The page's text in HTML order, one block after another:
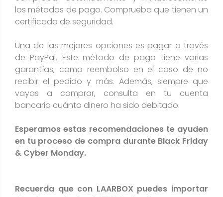
los métodos de pago. Comprueba que tienen un
certificado de seguridad.
Una de las mejores opciones es pagar a través
de PayPal. Este método de pago tiene varias
garantí­as, como reembolso en el caso de no
recibir el pedido y más. Además, siempre que
vayas a comprar, consulta en tu cuenta
bancaria cuánto dinero ha sido debitado.
Esperamos estas recomendaciones te ayuden
en tu proceso de compra durante Black Friday
& Cyber Monday.
Recuerda que con LAARBOX puedes importar